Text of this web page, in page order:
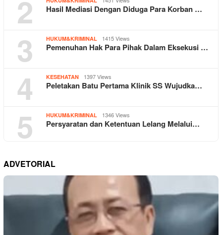
2 Hasil Mediasi Dengan Diduga Para Korban …
3 HUKUM&KRIMINAL 1415 Views
Pemenuhan Hak Para Pihak Dalam Eksekusi …
4 KESEHATAN 1397 Views
Peletakan Batu Pertama Klinik SS Wujudka…
5 HUKUM&KRIMINAL 1346 Views
Persyaratan dan Ketentuan Lelang Melalui…
ADVETORIAL